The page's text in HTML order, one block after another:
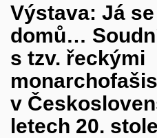
Výstava: Já
domů…
s tzv. řeckými
v
letech 20.